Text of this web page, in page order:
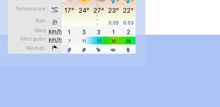
pimrec_project